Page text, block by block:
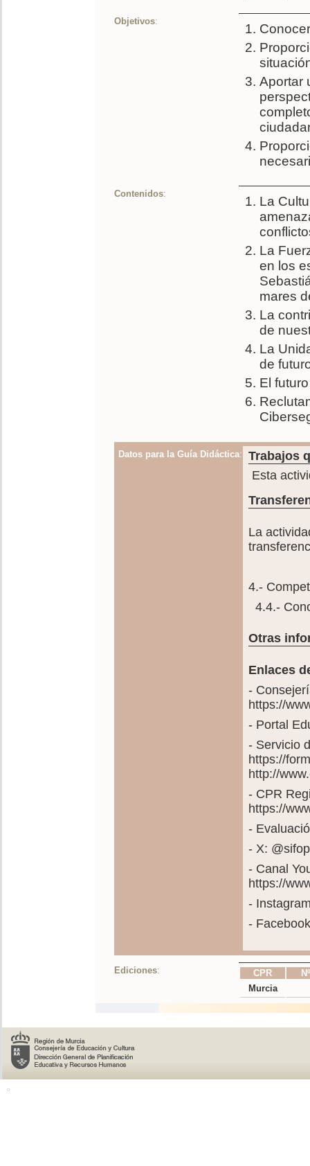
Objetivos:
Aportar
Contenidos:
La
La
en los
mares
La
de
La
de
El
Datos para la Guía Didáctica:
Trabajos
Esta
La
4.-
4.4.-
Otras
Enlaces
-
https://
- Portal
- Servicio
https://
http://
- CPR
https://
-
- X:
- Canal
https://
-
-
Ediciones: CPR
Murcia
o